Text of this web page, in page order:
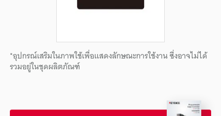
*อุปกรณ์เสริมในภาพใช้เพื่อแสดงลักษณะการใช้งาน ซึ่งอาจไม่ได้
รวมอยู่ในชุดผลิตภัณฑ์